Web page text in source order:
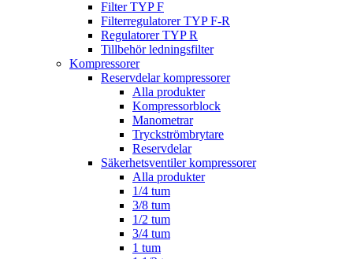
Filter TYP F
Filterregulatorer TYP F-R
Regulatorer TYP R
Tillbehör ledningsfilter
Kompressorer
Reservdelar kompressorer
Alla produkter
Kompressorblock
Manometrar
Tryckströmbrytare
Reservdelar
Säkerhetsventiler kompressorer
Alla produkter
1/4 tum
3/8 tum
1/2 tum
3/4 tum
1 tum